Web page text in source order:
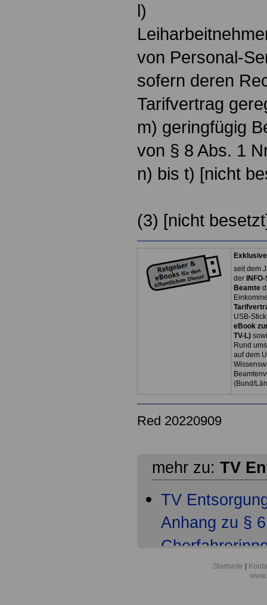
l)
von Personal-
sofern deren
Tarifvertrag
m) geringfügig
von § 8 Abs. 1
n) bis t) [nicht
(3) [nicht
seit dem
der
Beamte
USB-
eBook
TV-L)
Rund
auf dem
(Bund/
Red 20220909
mehr zu: TV
TV
Anhang zu §
TV Startseite